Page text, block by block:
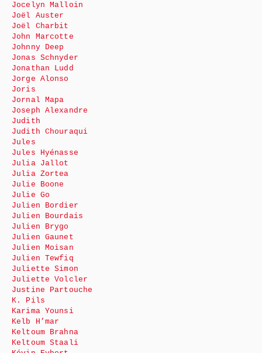
Jocelyn Malloin
Joël Auster
Joël Charbit
John Marcotte
Johnny Deep
Jonas Schnyder
Jonathan Ludd
Jorge Alonso
Joris
Jornal Mapa
Joseph Alexandre
Judith
Judith Chouraqui
Jules
Jules Hyénasse
Julia Jallot
Julia Zortea
Julie Boone
Julie Go
Julien Bordier
Julien Bourdais
Julien Brygo
Julien Gaunet
Julien Moisan
Julien Tewfiq
Juliette Simon
Juliette Volcler
Justine Partouche
K. Pils
Karima Younsi
Kelb H’mar
Keltoum Brahna
Keltoum Staali